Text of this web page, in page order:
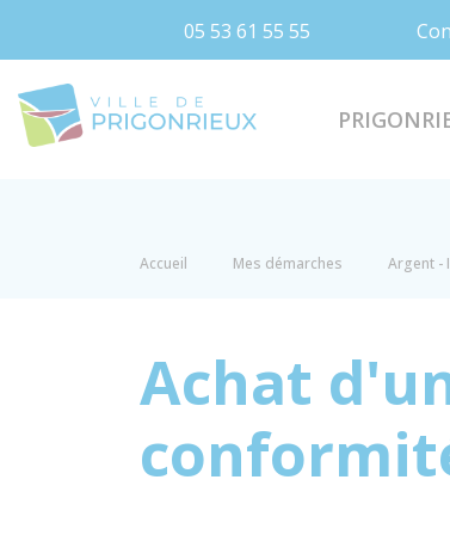
05 53 61 55 55
Accueil Mes démarches Argent -
Achat